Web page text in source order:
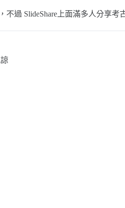
過 SlideShare上面滿多人分享考